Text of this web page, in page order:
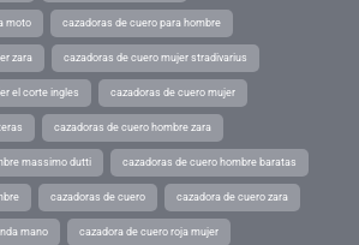
moto cazadoras de cuero para hombre
zara cazadoras de cuero mujer stradivarius
el corte ingles cazadoras de cuero mujer
cazadoras de cuero hombre zara
massimo dutti cazadoras de cuero hombre baratas
cazadoras de cuero cazadora de cuero zara
mano cazadora de cuero roja mujer